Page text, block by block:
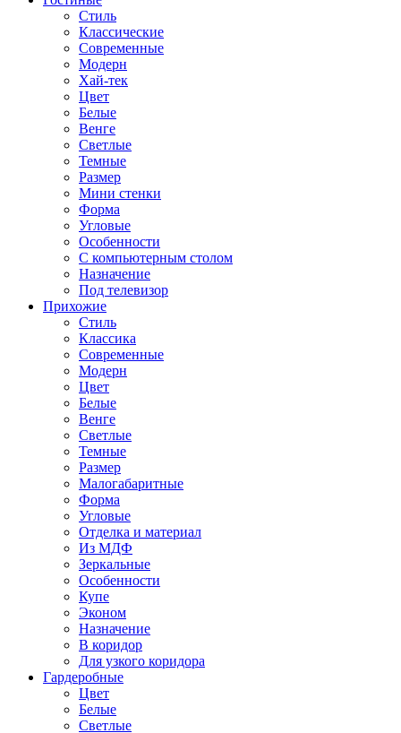
Стиль
Классические
Современные
Модерн
Хай-тек
Цвет
Белые
Венге
Светлые
Темные
Размер
Мини стенки
Форма
Угловые
Особенности
С компьютерным столом
Назначение
Под телевизор
Прихожие
Стиль
Классика
Современные
Модерн
Цвет
Белые
Венге
Светлые
Темные
Размер
Малогабаритные
Форма
Угловые
Отделка и материал
Из МДФ
Зеркальные
Особенности
Купе
Эконом
Назначение
В коридор
Для узкого коридора
Гардеробные
Цвет
Белые
Светлые